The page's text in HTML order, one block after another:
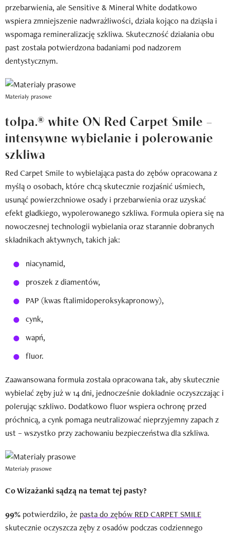
przebarwienia, ale Sensitive & Mineral White dodatkowo
wspiera zmniejszenie nadwrażliwości, działa kojąco na dziąsła i
wspomaga remineralizację szkliwa. Skuteczność działania obu
past została potwierdzona badaniami pod nadzorem
dentystycznym.
Materiały prasowe
tołpa.® white ON Red Carpet Smile –
intensywne wybielanie i polerowanie
szkliwa
Red Carpet Smile to wybielająca pasta do zębów opracowana z
myślą o osobach, które chcą skutecznie rozjaśnić uśmiech,
usunąć powierzchniowe osady i przebarwienia oraz uzyskać
efekt gładkiego, wypolerowanego szkliwa. Formuła opiera się na
nowoczesnej technologii wybielania oraz starannie dobranych
składnikach aktywnych, takich jak:
niacynamid,
proszek z diamentów,
PAP (kwas ftalimidoperoksykapronowy),
cynk,
wapń,
fluor.
Zaawansowana formuła została opracowana tak, aby skutecznie
wybielać zęby już w 14 dni, jednocześnie dokładnie oczyszczając i
polerując szkliwo. Dodatkowo fluor wspiera ochronę przed
próchnicą, a cynk pomaga neutralizować nieprzyjemny zapach z
ust – wszystko przy zachowaniu bezpieczeństwa dla szkliwa.
Materiały prasowe
Co Wizażanki sądzą na temat tej pasty?
99% potwierdziło, że pasta do zębów RED CARPET SMILE
skutecznie oczyszcza zęby z osadów podczas codziennego